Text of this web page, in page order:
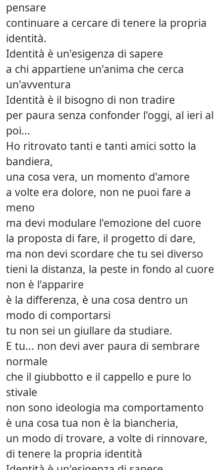
pensare
continuare a cercare di tenere la propria
identità.
Identità è un'esigenza di sapere
a chi appartiene un'anima che cerca
un'avventura
Identità è il bisogno di non tradire
per paura senza confonder l'oggi, al ieri al
poi...
Ho ritrovato tanti e tanti amici sotto la
bandiera,
una cosa vera, un momento d'amore
a volte era dolore, non ne puoi fare a
meno
ma devi modulare l'emozione del cuore
la proposta di fare, il progetto di dare,
ma non devi scordare che tu sei diverso
tieni la distanza, la peste in fondo al cuore
non è l'apparire
è la differenza, è una cosa dentro un
modo di comportarsi
tu non sei un giullare da studiare.
E tu... non devi aver paura di sembrare
normale
che il giubbotto e il cappello e pure lo
stivale
non sono ideologia ma comportamento
è una cosa tua non è la biancheria,
un modo di trovare, a volte di rinnovare,
di tenere la propria identità